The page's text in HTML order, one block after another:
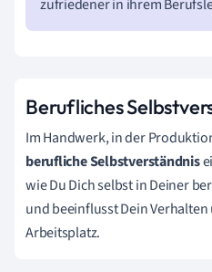
zufriedener in ihrem
Berufliches
Im Handwerk, in der
berufliche Selbstverständnis
wie Du Dich selbst in Deiner
und beeinflusst Dein
Arbeitsplatz.